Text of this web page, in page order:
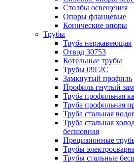
Столбы освещения
Опоры фланцевые
Конические опоры
Трубы
Труба нержавеющая
Отвод 30753
Котельные трубы
Трубы 09Г2С
Замкнутый профиль
Профиль гнутый
Труба профильная
Труба профильная
Труба стальная
Труба стальная
бесшовная
Прецизионные
Трубы
Трубы стальные